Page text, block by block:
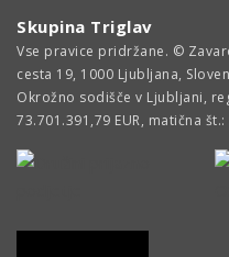
Skupina Triglav
Vse pravice pridržane. ©
cesta 19, 1000 Ljubljana,
Okrožno sodišče v Ljubljani,
73.701.391,79 EUR, matična